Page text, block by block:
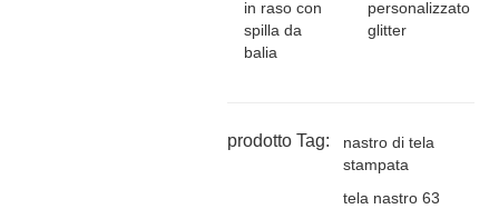
in raso con
spilla da
balia
personalizzato
glitter
prodotto Tag:
nastro di tela
stampata
tela nastro 63